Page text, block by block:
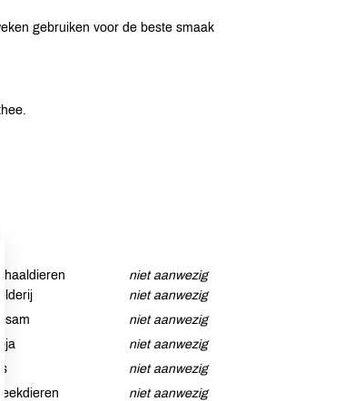
gebruiken voor de beste smaak
niet aanwezig
niet aanwezig
niet aanwezig
niet aanwezig
niet aanwezig
niet aanwezig